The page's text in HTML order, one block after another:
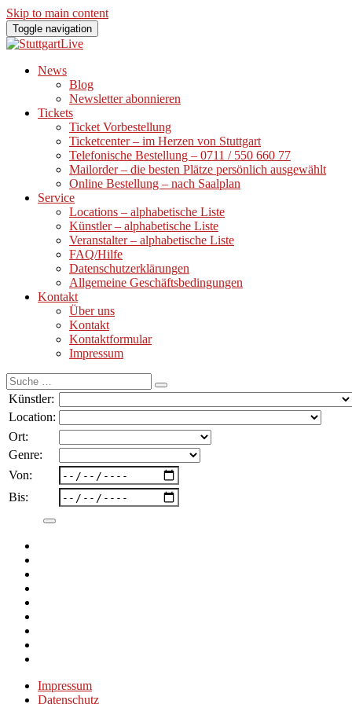
Skip to main content
Toggle navigation
News
Blog
Newsletter abonnieren
Tickets
Ticket Vorbestellung
Ticketcenter – im Herzen von Stuttgart
Telefonische Bestellung – 0711 / 550 660 77
Mailorder – die besten Plätze persönlich ausgewählt
Online Bestellung – nach Saalplan
Service
Locations – alphabetische Liste
Künstler – alphabetische Liste
Veranstalter – alphabetische Liste
FAQ/Hilfe
Datenschutzerklärungen
Allgemeine Geschäftsbedingungen
Kontakt
Über uns
Kontakt
Kontaktformular
Impressum
Suche
nach:
Künstler:
Location:
Ort:
Genre:
Von:
Bis:
Impressum
Datenschutz